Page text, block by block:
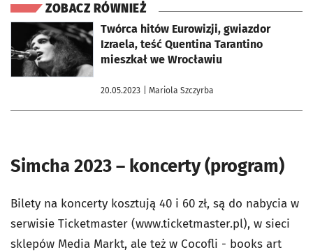
ZOBACZ RÓWNIEŻ
Twórca hitów Eurowizji, gwiazdor
Izraela, teść Quentina Tarantino
mieszkał we Wrocławiu
20.05.2023 | Mariola Szczyrba
otworzy się w nowej karcie
Simcha 2023 – koncerty (program)
Bilety na koncerty kosztują 40 i 60 zł, są do nabycia w
serwisie Ticketmaster (www.ticketmaster.pl), w sieci
sklepów Media Markt, ale też w Cocofli - books art